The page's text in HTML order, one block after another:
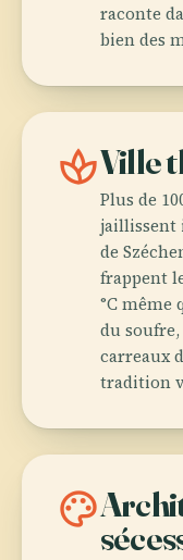
raconte
bien des
spaVille
Plus de
jaillissent
de
frappent
°C même
du soufre,
carreaux
tradition
palette